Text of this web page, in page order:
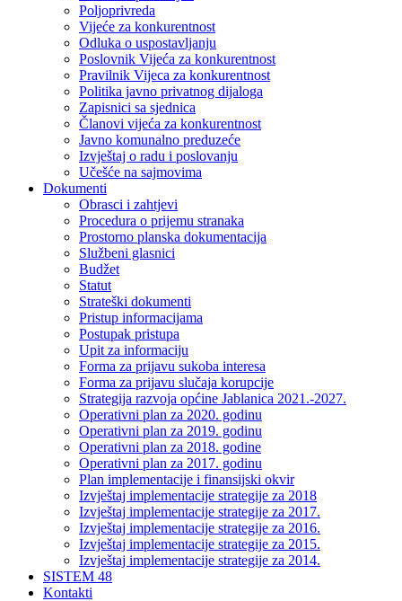
Poljoprivreda
Vijeće za konkurentnost
Odluka o uspostavljanju
Poslovnik Vijeća za konkurentnost
Pravilnik Vijeca za konkurentnost
Politika javno privatnog dijaloga
Zapisnici sa sjednica
Članovi vijeća za konkurentnost
Javno komunalno preduzeće
Izvještaj o radu i poslovanju
Učešće na sajmovima
Dokumenti
Obrasci i zahtjevi
Procedura o prijemu stranaka
Prostorno planska dokumentacija
Službeni glasnici
Budžet
Statut
Strateški dokumenti
Pristup informacijama
Postupak pristupa
Upit za informaciju
Forma za prijavu sukoba interesa
Forma za prijavu slučaja korupcije
Strategija razvoja općine Jablanica 2021.-2027.
Operativni plan za 2020. godinu
Operativni plan za 2019. godinu
Operativni plan za 2018. godine
Operativni plan za 2017. godinu
Plan implementacije i finansijski okvir
Izvještaj implementacije strategije za 2018
Izvještaj implementacije strategije za 2017.
Izvještaj implementacije strategije za 2016.
Izvještaj implementacije strategije za 2015.
Izvještaj implementacije strategije za 2014.
SISTEM 48
Kontakti